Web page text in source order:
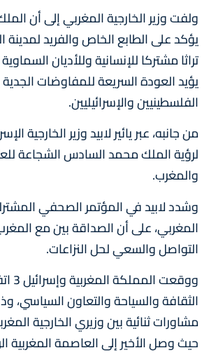
ولفت وزير الخارجية المغربي إلى أن
يؤكد على الطابع الخاص والفريد لمدينة
تراثا مشتركا للإنسانية وللأديان
يؤيد العودة السريعة للمفاوضات
الفلسطينيين والإسرائيليين.
من جانبه، عبر يائير لابيد وزير الخارجية
لرؤية الملك محمد السادس الشجاعة
والمغرب.
وشدد لابيد في المؤتمر الصحفي
المغربي، على أن الصداقة بين مع
التواصل والسعي لحل النزاعات.
الثقافة والسياحة والتعاون السياسي،
مشاورات ثنائية بين وزيري الخارجية
حيث وصل الأخير إلى العاصمة المغربية